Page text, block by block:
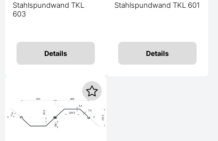
Stahlspundwand TKL
603
Details
Stahlspundwand TKL 601
Details